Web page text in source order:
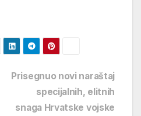
Prisegnuo novi naraštaj
specijalnih, elitnih
snaga Hrvatske vojske